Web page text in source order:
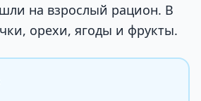
на взрослый рацион. В
орехи, ягоды и фрукты.